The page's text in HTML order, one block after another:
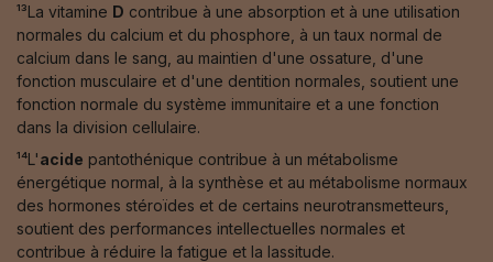
¹³La vitamine D contribue à une absorption et à une utilisation
normales du calcium et du phosphore, à un taux normal de
calcium dans le sang, au maintien d'une ossature, d'une
fonction musculaire et d'une dentition normales, soutient une
fonction normale du système immunitaire et a une fonction
dans la division cellulaire.
¹⁴L'acide pantothénique contribue à un métabolisme
énergétique normal, à la synthèse et au métabolisme normaux
des hormones stéroïdes et de certains neurotransmetteurs,
soutient des performances intellectuelles normales et
contribue à réduire la fatigue et la lassitude.